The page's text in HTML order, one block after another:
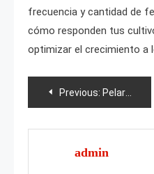
frecuencia y cantidad de
cómo responden tus
optimizar el crecimiento a
PostPrevious: Pelargonium Leona Faverol
admin